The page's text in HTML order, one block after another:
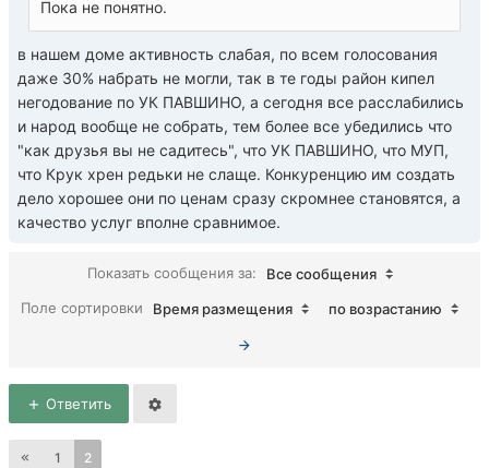
Пока не понятно.
в нашем доме активность слабая, по всем голосования
даже 30% набрать не могли, так в те годы район кипел
негодование по УК ПАВШИНО, а сегодня все расслабились
и народ вообще не собрать, тем более все убедились что
"как друзья вы не садитесь", что УК ПАВШИНО, что МУП,
что Крук хрен редьки не слаще. Конкуренцию им создать
дело хорошее они по ценам сразу скромнее становятся, а
качество услуг вполне сравнимое.
Показать сообщения за:
Все сообщения
Поле сортировки
Время размещения по возрастанию
Ответить
1 2